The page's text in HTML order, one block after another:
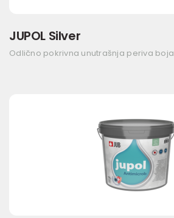
JUPOL Silver
Odlično pokrivna unutrašnja periva boja